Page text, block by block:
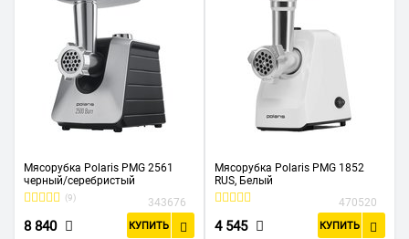
Мясорубка Polaris PMG 2561
черный/серебристый
(9) 343676
8 840 КУПИТЬ
Мясорубка Polaris PMG 1852
RUS, Белый
470520
4 545 КУПИТЬ